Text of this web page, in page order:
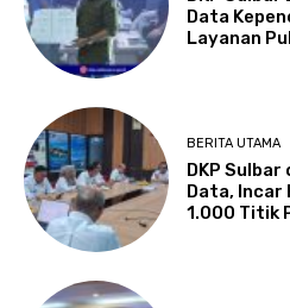
Data
Layanan
BERITA UTAMA
DKP
Data, Incar
1.000 Titik